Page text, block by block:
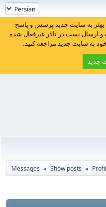
به سایت جدید پرسش و پاسخ
ارسال پست در تالار غیرفعال شده
به سایت جدید مراجعه کنید.
جدید
◄
Show posts
◄
Messages